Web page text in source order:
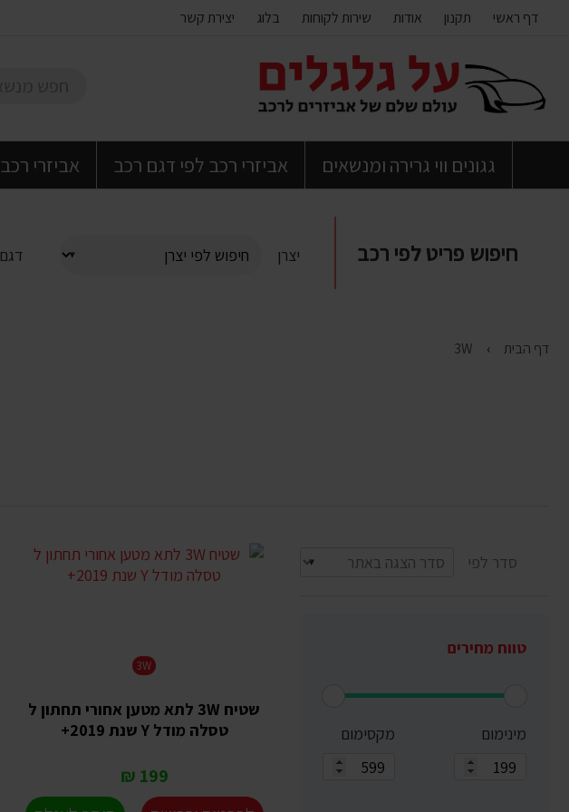
דף ראשי תקנון אודות שירות לקוחות בלוג יצירת קשר
גגונים ווי גרירה ומנשאים אביזרי רכב לפי דגם רכב אביזרי רכב
חיפוש פריט לפי רכב יצרן דגם
דף הבית 3W
סדר לפי
טווח מחירים
מינימום מקסימום
3W
שטיח 3W לתא מטען אחורי תחתון ל
טסלה מודל Y שנת 2019+
199 ₪